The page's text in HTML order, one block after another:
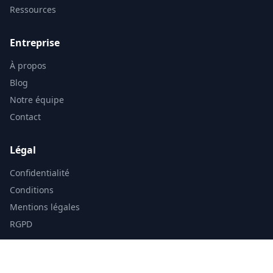
Ressources
Entreprise
À propos
Blog
Notre équipe
Contact
Légal
Confidentialité
Conditions
Mentions légales
RGPD